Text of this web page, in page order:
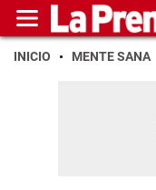
INICIO MENTE SANA